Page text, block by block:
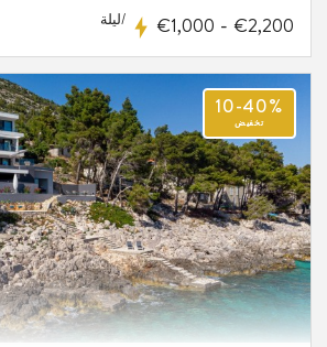
€1,000 - €2,200 /ليلة
الى